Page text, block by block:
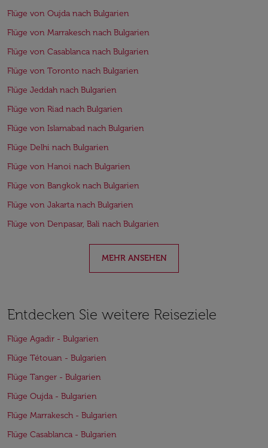
Flüge von Oujda nach Bulgarien
Flüge von Marrakesch nach Bulgarien
Flüge von Casablanca nach Bulgarien
Flüge von Toronto nach Bulgarien
Flüge Jeddah nach Bulgarien
Flüge von Riad nach Bulgarien
Flüge von Islamabad nach Bulgarien
Flüge Delhi nach Bulgarien
Flüge von Hanoi nach Bulgarien
Flüge von Bangkok nach Bulgarien
Flüge von Jakarta nach Bulgarien
Flüge von Denpasar, Bali nach Bulgarien
MEHR ANSEHEN
Entdecken Sie weitere Reiseziele
Flüge Agadir - Bulgarien
Flüge Tétouan - Bulgarien
Flüge Tanger - Bulgarien
Flüge Oujda - Bulgarien
Flüge Marrakesch - Bulgarien
Flüge Casablanca - Bulgarien